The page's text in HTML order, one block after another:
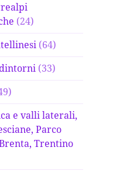
(24)
(64)
(33)
e valli laterali,
Parco
Trentino